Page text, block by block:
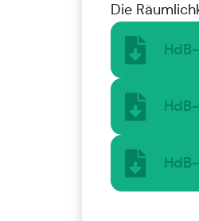
Die